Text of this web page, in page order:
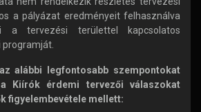
a pályázat eredményeit felhasználva
a tervezési területtel kapcsolatos
alábbi legfontosabb szempontokat
Kiírók érdemi tervezői válaszokat
figyelembevétele mellett: